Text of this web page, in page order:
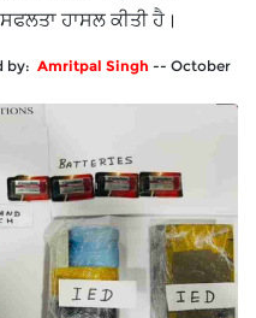
ਹਾਸਲ ਕੀਤੀ ਹੈ।
by: Amritpal Singh -- October